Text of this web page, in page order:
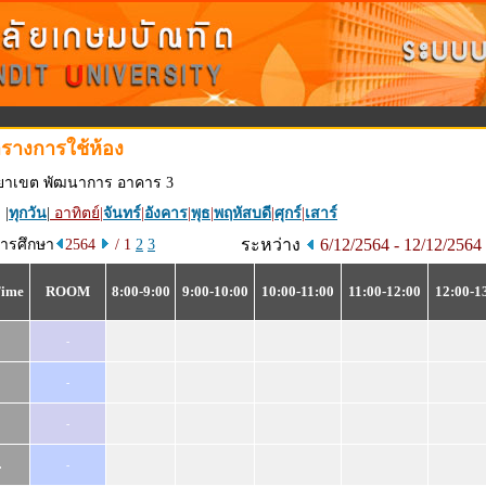
างการใช้ห้อง
าเขต พัฒนาการ อาคาร 3
ทุกวัน อาทิตย์ จันทร์ อังคาร พุธ พฤหัสบดี ศุกร์ เสาร์
รศึกษา
2564 / 1 2 3 ระหว่าง 6/12/2564 - 12/12/2564
ROOM 8:00-9:00 9:00-10:00 10:00-11:00 11:00-12:00 12:00-
-
-
-
-